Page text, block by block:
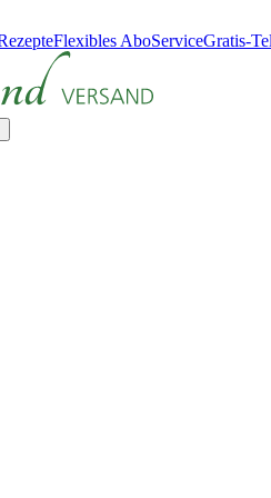
Flexibles AboServiceGratis-